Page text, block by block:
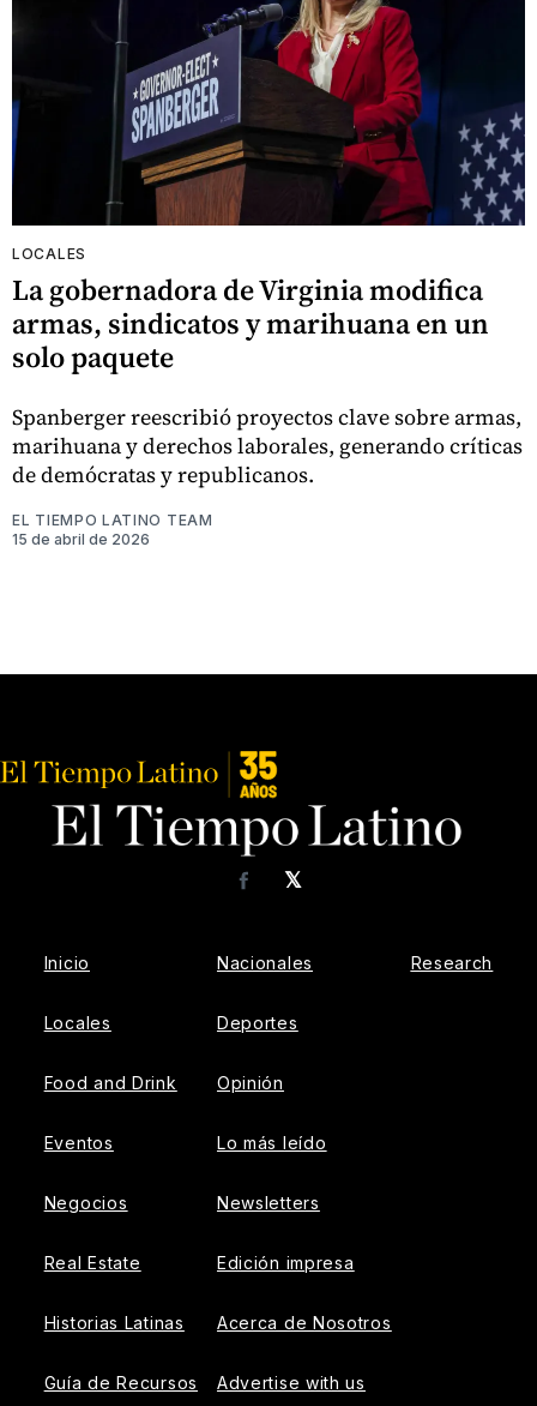
LOCALES
La gobernadora de Virginia modifica
armas, sindicatos y marihuana en un
solo paquete
Spanberger reescribió proyectos clave sobre armas,
marihuana y derechos laborales, generando críticas
de demócratas y republicanos.
EL TIEMPO LATINO TEAM
15 de abril de 2026
𝕏
Facebook
Inicio
Locales
Food and Drink
Eventos
Negocios
Real Estate
Historias Latinas
Guía de Recursos
Nacionales
Deportes
Opinión
Lo más leído
Newsletters
Edición impresa
Acerca de Nosotros
Advertise with us
Research